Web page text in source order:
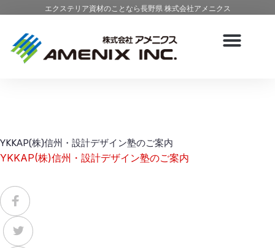
エクステリア資材のことなら長野県 株式会社アメニクス
YKKAP(株)信州・設計デザイン塾のご案内
YKKAP(株)信州・設計デザイン塾のご案内